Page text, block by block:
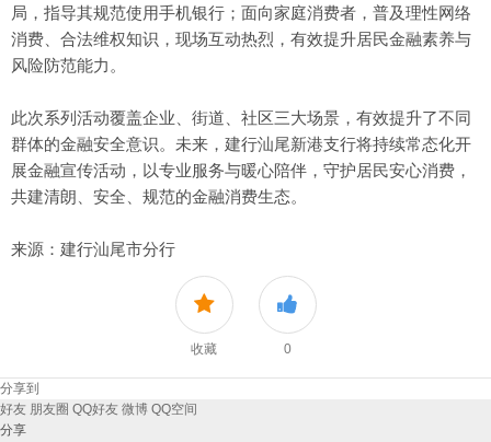
局，指导其规范使用手机银行；面向家庭消费者，普及理性网络
消费、合法维权知识，现场互动热烈，有效提升居民金融素养与
风险防范能力。
此次系列活动覆盖企业、街道、社区三大场景，有效提升了不同
群体的金融安全意识。未来，建行汕尾新港支行将持续常态化开
展金融宣传活动，以专业服务与暖心陪伴，守护居民安心消费，
共建清朗、安全、规范的金融消费生态。
来源：建行汕尾市分行
收藏 0
分享到
好友 朋友圈 QQ好友 微博 QQ空间
分享